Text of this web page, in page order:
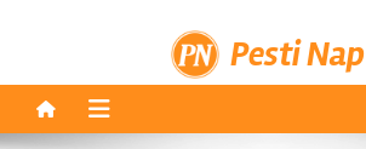
Pesti Nap